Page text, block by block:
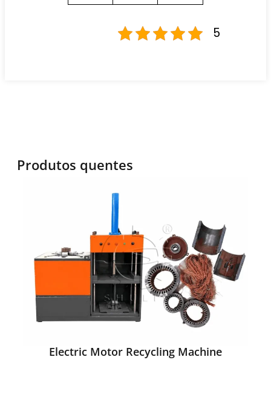
5
Produtos quentes
Electric Motor Recycling Machine